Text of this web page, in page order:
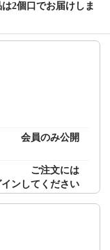
2個口でお届けしま
会員のみ公開
ご注文には
インしてください